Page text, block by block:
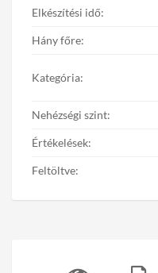
Elkészítési idő:
Hány főre:
Kategória:
Nehézségi szint:
Értékelések:
Feltöltve: